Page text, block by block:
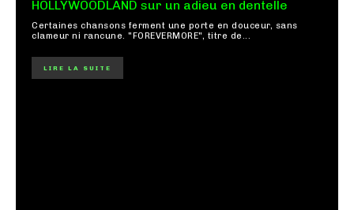
HOLLYWOODLAND sur un adieu en dentelle
Certaines chansons ferment une porte en douceur, sans
clameur ni rancune. "FOREVERMORE", titre de...
LIRE LA SUITE